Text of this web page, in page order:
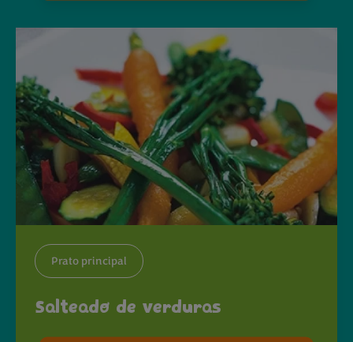
Prato principal
Salteado de verduras